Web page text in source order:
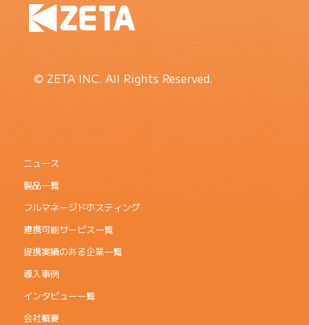
© ZETA INC. All Rights Reserved.
ニュース
製品一覧
フルマネージドホスティング
連携可能サービス一覧
提携実績のある企業一覧
導入事例
インタビュー一覧
会社概要